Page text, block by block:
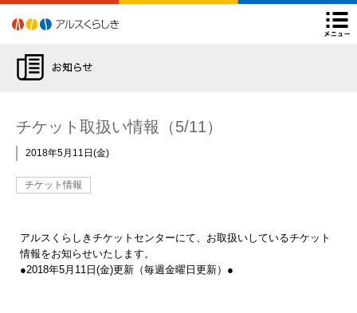
Instagram
YouTube
ARSチ
閉
アルスくらしき
チケット取扱い情報（5/11）
2018年5月11日 金
チケット情報
アルスくらしきチケットセンターにて、お取扱いしているチケット
情報をお知らせいたします。
●2018年5月11日(金)更新（毎週金曜日更新）●